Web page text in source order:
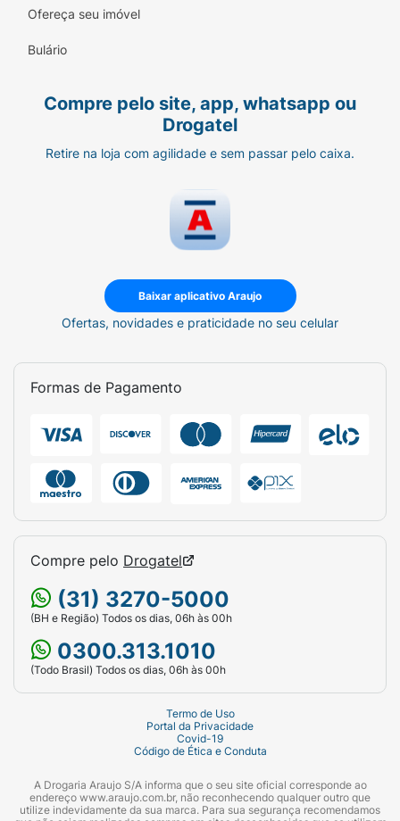
Ofereça seu imóvel
Bulário
Compre pelo site, app, whatsapp ou
Drogatel
Retire na loja com agilidade e sem passar pelo caixa.
Baixar aplicativo Araujo
Ofertas, novidades e praticidade no seu celular
Formas de Pagamento
Compre pelo Drogatel
(31) 3270-5000
(BH e Região) Todos os dias, 06h às 00h
0300.313.1010
(Todo Brasil) Todos os dias, 06h às 00h
Termo de Uso
Portal da Privacidade
Covid-19
Código de Ética e Conduta
A Drogaria Araujo S/A informa que o seu site oficial corresponde ao
endereço www.araujo.com.br, não reconhecendo qualquer outro que
utilize indevidamente da sua marca. Para sua segurança recomendamos